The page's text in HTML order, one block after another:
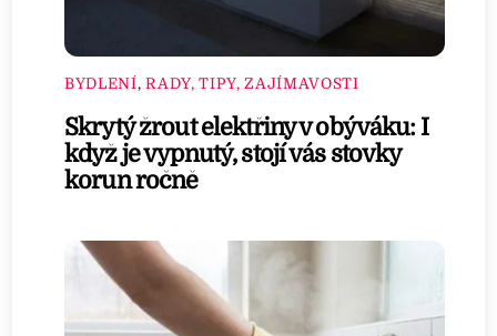
BYDLENÍ,RADY, TIPY, ZAJÍMAVOSTI
Skrytý žrout elektřiny v obýváku: I
když je vypnutý, stojí vás stovky
korun ročně